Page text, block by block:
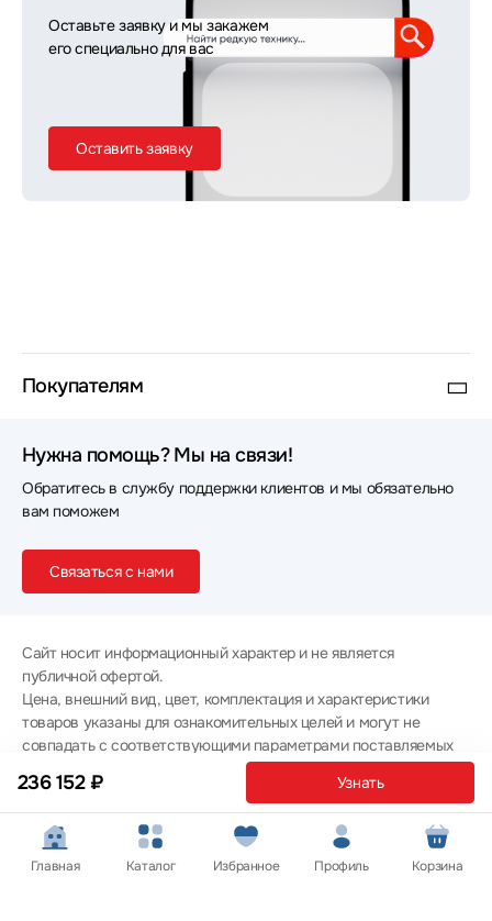
236 152 ₽ Узнать
Оставьте заявку и мы закажем
его специально для вас
Оставить заявку
Покупателям
Нужна помощь? Мы на связи!
Обратитесь в службу поддержки клиентов и мы обязательно
вам поможем
Связаться с нами
Сайт носит информационный характер и не является
публичной офертой.
Цена, внешний вид, цвет, комплектация и характеристики
товаров указаны для ознакомительных целей и могут не
совпадать с соответствующими параметрами поставляемых
товаров - уточняйте информацию у менеджера при
оформлении заказа.
Политика конфиденциальности
© 2012 — 2026 ООО «Эпл Тэк»
Главная Каталог Избранное Профиль Корзина